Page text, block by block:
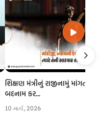
શિક્ષણ મંત્રીનું રાજીનામું માંગતા
બદનામ કર...
10 માર્ચ, 2026